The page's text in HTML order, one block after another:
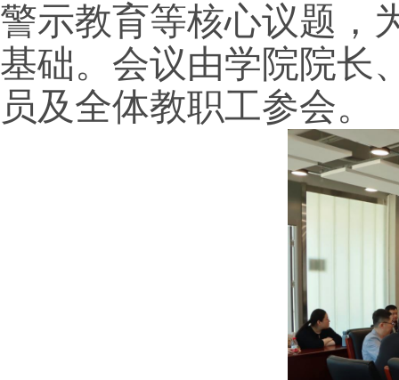
警示教育等核心议题，
基础。会议由学院院长
员及全体教职工参会。